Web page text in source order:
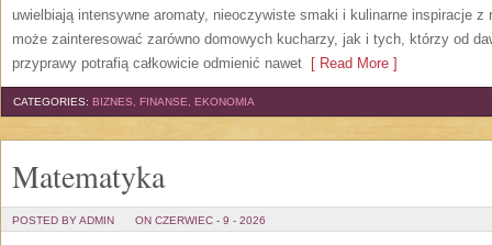
uwielbiają intensywne aromaty, nieoczywiste smaki i kulinarne inspiracje
może zainteresować zarówno domowych kucharzy, jak i tych, którzy od
przyprawy potrafią całkowicie odmienić nawet [ Read More ]
CATEGORIES: BIZNES, FINANSE, EKONOMIA
Matematyka
POSTED BY ADMIN ON CZERWIEC - 9 - 2026